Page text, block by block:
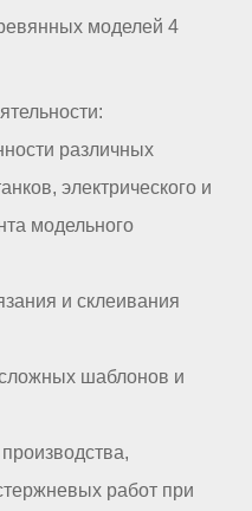
моделей 4
различных
электрического и
модельного
и склеивания
шаблонов и
работ при